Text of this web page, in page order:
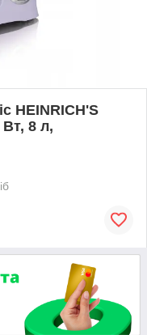
HEINRICH'S
8 л,